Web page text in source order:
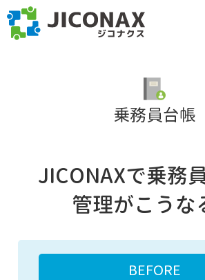
乗務員台帳
JICONAXで乗務
管理がこうな
BEFORE